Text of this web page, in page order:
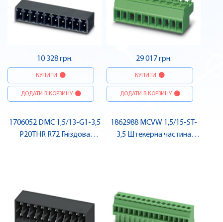
10 328 грн.
КУПИТИ
ДОДАТИ В КОРЗИНУ
29 017 грн.
КУПИТИ
ДОДАТИ В КОРЗИНУ
1706052 DMC 1,5/13-G1-3,5
P20THR R72 Гніздова
1862988 MCVW 1,5/15-ST-
3,5 Штекерна частина